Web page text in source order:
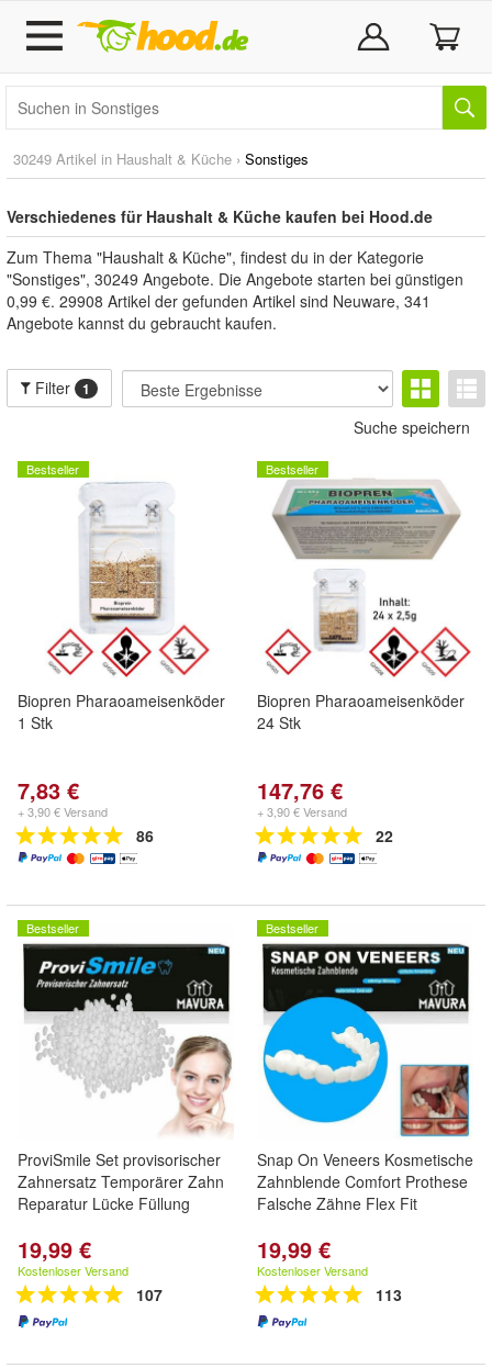
30249 Artikel in Haushalt & Küche › Sonstiges
Verschiedenes für Haushalt & Küche kaufen bei Hood.de
Zum Thema "Haushalt & Küche", findest du in der Kategorie
"Sonstiges", 30249 Angebote. Die Angebote starten bei günstigen
0,99 €. 29908 Artikel der gefunden Artikel sind Neuware, 341
Angebote kannst du gebraucht kaufen.
Filter 1
Suche speichern
Bestseller
Biopren Pharaoameisenköder
1 Stk
7,83 €
+ 3,90 € Versand
86
Bestseller
Biopren Pharaoameisenköder
24 Stk
147,76 €
+ 3,90 € Versand
22
Bestseller
ProviSmile Set provisorischer
Zahnersatz Temporärer Zahn
Reparatur Lücke Füllung
19,99 €
Kostenloser Versand
107
Bestseller
Snap On Veneers Kosmetische
Zahnblende Comfort Prothese
Falsche Zähne Flex Fit
19,99 €
Kostenloser Versand
113